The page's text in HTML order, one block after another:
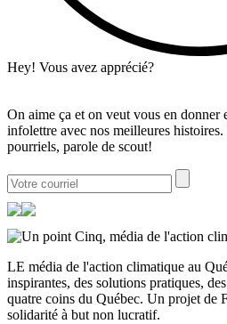
Hey! Vous avez apprécié?
On aime ça et on veut vous en donner
infolettre avec nos meilleures
pourriels, parole de scout!
LE média de l'action climatique au
inspirantes, des solutions pratiques,
quatre coins du Québec. Un projet de
solidarité à but non lucratif.